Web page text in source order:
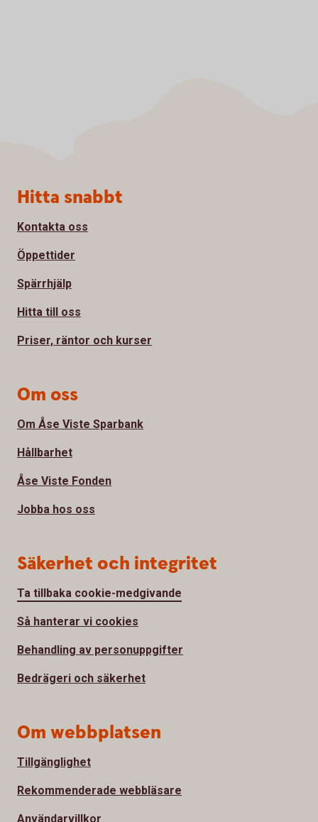
Sidfot
Hitta snabbt
Kontakta oss
Öppettider
Spärrhjälp
Hitta till oss
Priser, räntor och kurser
Om oss
Om Åse Viste Sparbank
Hållbarhet
Åse Viste Fonden
Jobba hos oss
Säkerhet och integritet
Ta tillbaka cookie-medgivande
Så hanterar vi cookies
Behandling av personuppgifter
Bedrägeri och säkerhet
Om webbplatsen
Tillgänglighet
Rekommenderade webbläsare
Användarvillkor